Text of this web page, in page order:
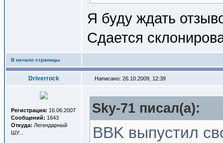
Я буду ждать
Сдается
В начало страницы
Driverrock Написано: 26.10.2009, 12:39
Регистрация: 16.06.2007
Сообщений: 1643
Откуда: Легендарный
ШУ...
Sky-71 писал(a):
BBK выпустил